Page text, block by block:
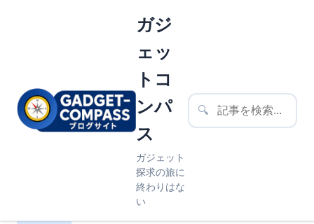
ガジ
ェッ
トコ
ンパ
ス
ガジェット
探求の旅に
終わりはな
い
🔍